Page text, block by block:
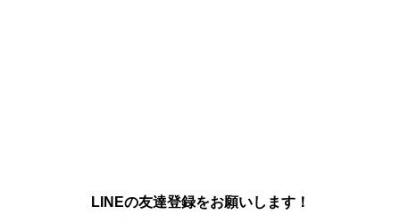
LINEの友達登録をお願いします！